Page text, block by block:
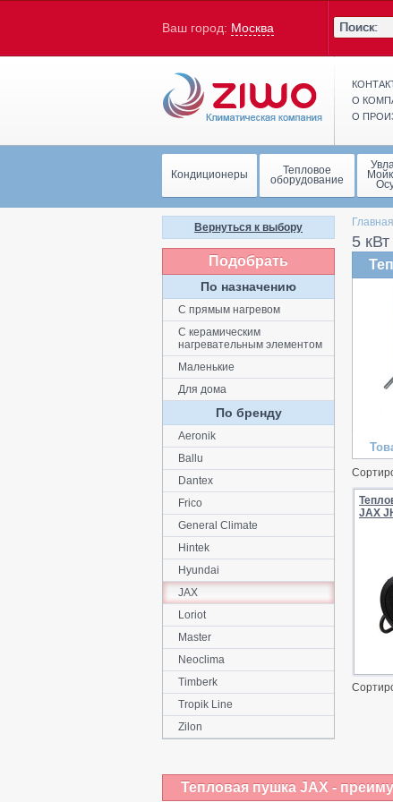
Ваш город: Москва
О
О
Кондиционеры Тепловое
оборудование
Главная
5
JAX
Вернуться к выбору
Подобрать
По назначению
С прямым нагревом
С керамическим
нагревательным элементом
Маленькие
Для дома
По бренду
Aeronik
Ballu
Dantex
Frico
General Climate
Hintek
Hyundai
JAX
Loriot
Master
Neoclima
Timberk
Tropik Line
Zilon
Тепловая пушка JAX -